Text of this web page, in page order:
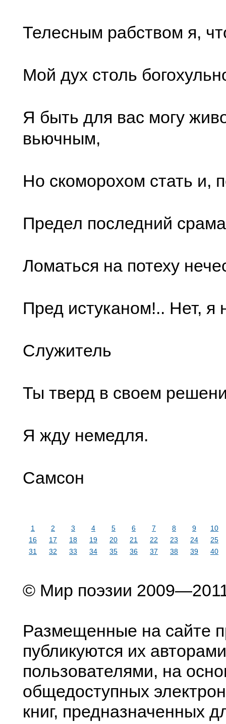
Телесным рабством я,
Мой дух столь
Я быть для вас могу
вьючным,
Но скоморохом стать и,
Предел последний
Ломаться на потеху
Пред истуканом!.. Нет, я
Служитель
Ты тверд в своем
Я жду немедля.
Самсон
1 2 3 4 5 6 7 8 9
10
16
17 18 19 20 21 22 23 24
25
31
32 33 34 35 36 37 38 39 40
© Мир поэзии
Размещенные на сайте
публикуются их
пользователями, на
общедоступных
книг, предназначенных